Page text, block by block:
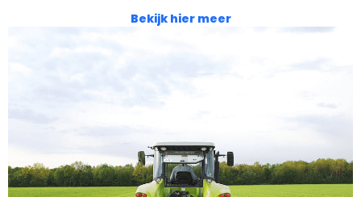
Bekijk hier meer